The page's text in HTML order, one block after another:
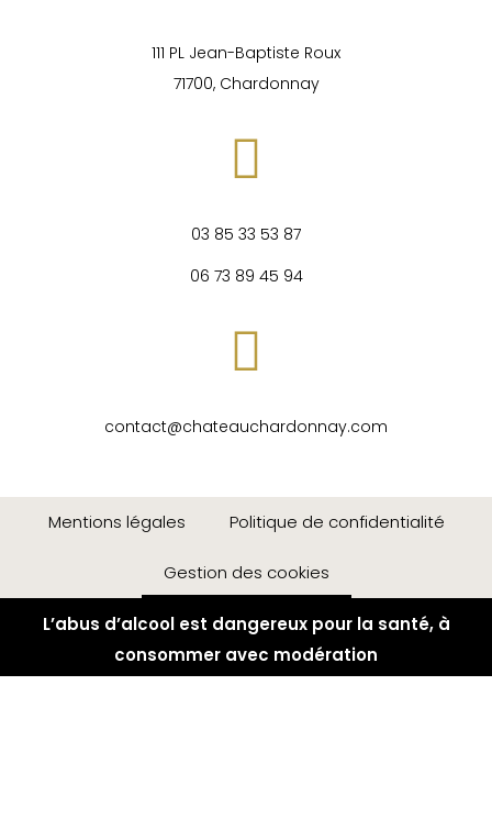
111 PL Jean-Baptiste Roux
71700, Chardonnay
03 85 33 53 87
06 73 89 45 94
contact@chateauchardonnay.com
Mentions légales Politique de confidentialité
Gestion des cookies
L’abus d’alcool est dangereux pour la santé, à
consommer avec modération